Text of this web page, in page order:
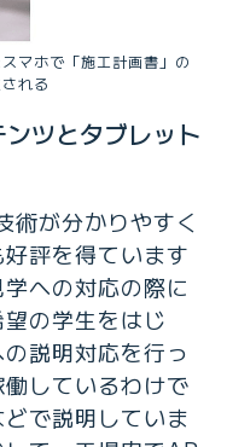
マホで「施工計画書」の
れる
ツとタブレット
術が分かりやすく
評を得ています
への対応の際に
の学生をはじ
説明対応を行っ
しているわけで
で説明していま